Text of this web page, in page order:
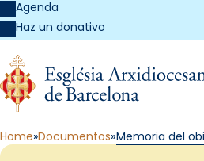
Agenda
Haz un donativo
Home Documentos Memoria del